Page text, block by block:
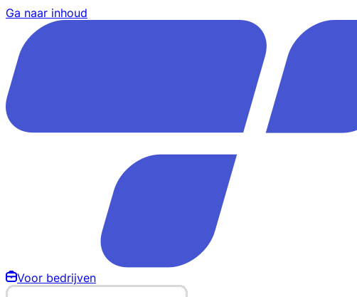
Ga naar inhoud
Voor bedrijven